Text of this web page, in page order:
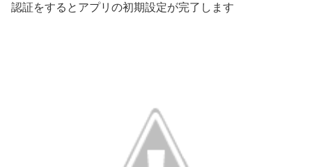
認証をするとアプリの初期設定が完了します